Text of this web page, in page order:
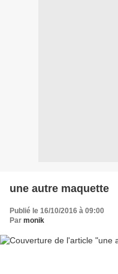
une autre maquette
Publié le 16/10/2016 à 09:00
Par monik